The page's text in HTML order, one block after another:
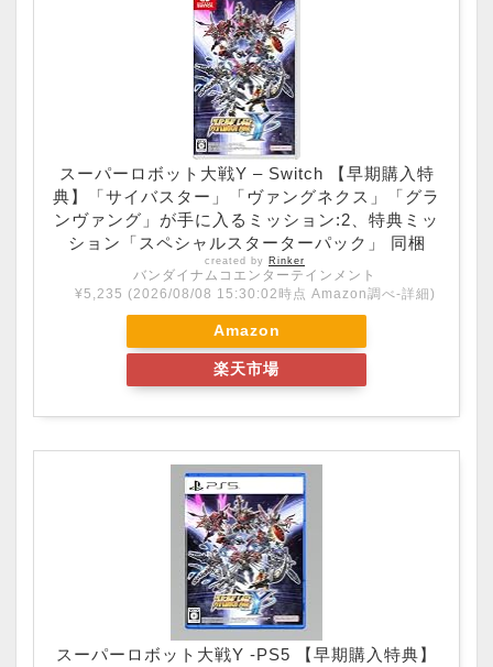
スーパーロボット大戦Y – Switch 【早期購入特
典】「サイバスター」「ヴァングネクス」「グラ
ンヴァング」が手に入るミッション:2、特典ミッ
ション「スペシャルスターターパック」 同梱
created by Rinker
バンダイナムコエンターテインメント
¥5,235 (2026/08/08 15:30:02時点 Amazon調べ-詳細)
Amazon
楽天市場
スーパーロボット大戦Y -PS5 【早期購入特典】